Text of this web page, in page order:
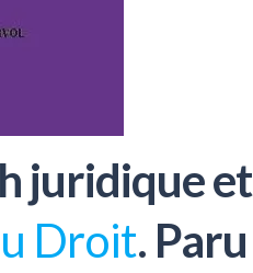
juridique et
Droit. Paru